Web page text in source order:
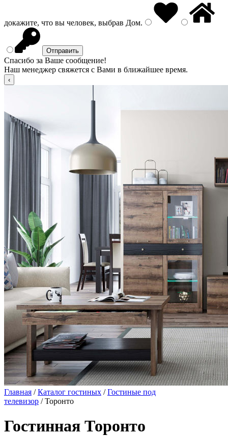
докажите, что вы человек, выбрав Дом.
Спасибо за Ваше сообщение!
Наш менеджер свяжется с Вами в ближайшее время.
Главная /Каталог гостиных /Гостиные под
телевизор / Торонто
Гостинная Торонто